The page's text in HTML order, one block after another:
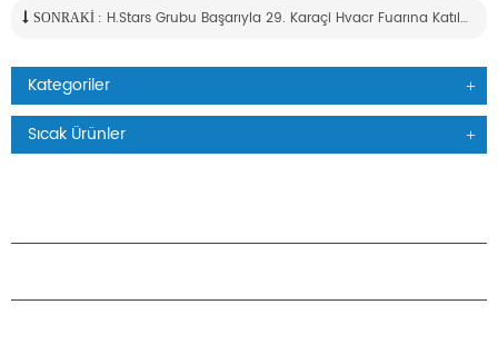
SONRAKI : H.stars Grubu Başarıyla 29. Karaçi Hvacr Fuarına Katıldı
Kategoriler
Sıcak Ürünler